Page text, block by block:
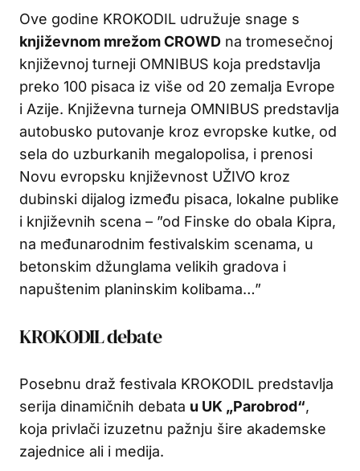
Ove godine KROKODIL udružuje snage s
književnom mrežom CROWD na tromesečnoj
književnoj turneji OMNIBUS koja predstavlja
preko 100 pisaca iz više od 20 zemalja Evrope
i Azije. Književna turneja OMNIBUS predstavlja
autobusko putovanje kroz evropske kutke, od
sela do uzburkanih megalopolisa, i prenosi
Novu evropsku književnost UŽIVO kroz
dubinski dijalog između pisaca, lokalne publike
i književnih scena – ”od Finske do obala Kipra,
na međunarodnim festivalskim scenama, u
betonskim džunglama velikih gradova i
napuštenim planinskim kolibama…”
KROKODIL debate
Posebnu draž festivala KROKODIL predstavlja
serija dinamičnih debata u UK „Parobrod“,
koja privlači izuzetnu pažnju šire akademske
zajednice ali i medija.